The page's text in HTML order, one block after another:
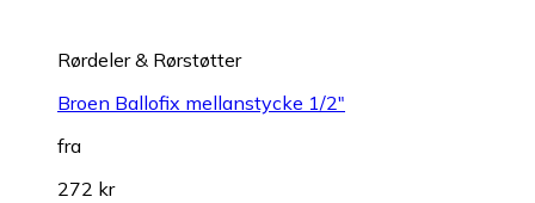
Rørdeler & Rørstøtter
Broen Ballofix mellanstycke 1/2"
fra
272 kr